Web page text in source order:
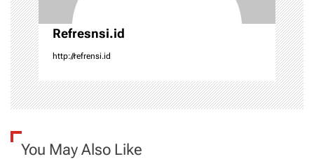
n
Refresnsi.id
http://refrensi.id
You May Also Like